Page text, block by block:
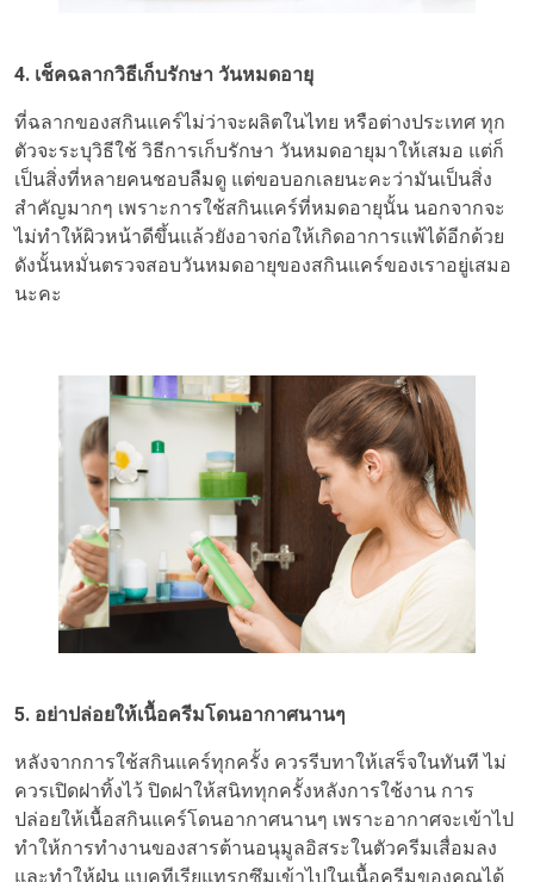
4. เช็คฉลากวิธีเก็บรักษา วันหมดอายุ
ที่ฉลากของสกินแคร์ไม่ว่าจะผลิตในไทย หรือต่างประเทศ ทุก
ตัวจะระบุวิธีใช้ วิธีการเก็บรักษา วันหมดอายุมาให้เสมอ แต่ก็
เป็นสิ่งที่หลายคนชอบลืมดู แต่ขอบอกเลยนะคะว่ามันเป็นสิ่ง
สำคัญมากๆ เพราะการใช้สกินแคร์ที่หมดอายุนั้น นอกจากจะ
ไม่ทำให้ผิวหน้าดีขึ้นแล้วยังอาจก่อให้เกิดอาการแพ้ได้อีกด้วย
ดังนั้นหมั่นตรวจสอบวันหมดอายุของสกินแคร์ของเราอยู่เสมอ
นะคะ
5. อย่าปล่อยให้เนื้อครีมโดนอากาศนานๆ
หลังจากการใช้สกินแคร์ทุกครั้ง ควรรีบทาให้เสร็จในทันที ไม่
ควรเปิดฝาทิ้งไว้ ปิดฝาให้สนิททุกครั้งหลังการใช้งาน การ
ปล่อยให้เนื้อสกินแคร์โดนอากาศนานๆ เพราะอากาศจะเข้าไป
ทำให้การทำงานของสารต้านอนุมูลอิสระในตัวครีมเสื่อมลง
และทำให้ฝุ่น แบคทีเรียแทรกซึมเข้าไปในเนื้อครีมของคุณได้